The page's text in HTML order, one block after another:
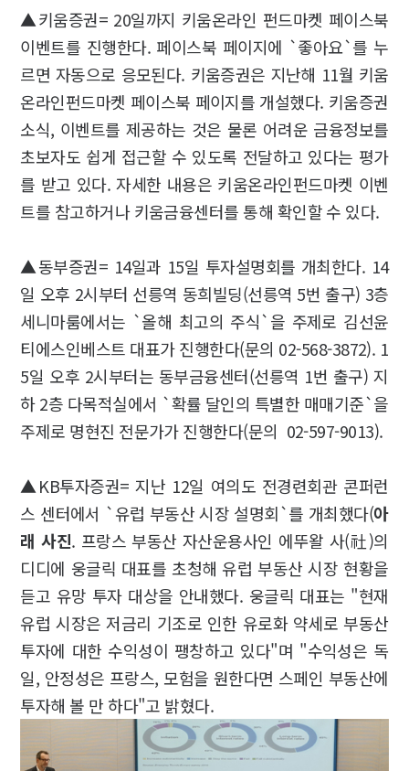
▲키움증권= 20일까지 키움온라인 펀드마켓 페이스북
이벤트를 진행한다. 페이스북 페이지에 `좋아요`를 누
르면 자동으로 응모된다. 키움증권은 지난해 11월 키움
온라인펀드마켓 페이스북 페이지를 개설했다. 키움증권
소식, 이벤트를 제공하는 것은 물론 어려운 금융정보를
초보자도 쉽게 접근할 수 있도록 전달하고 있다는 평가
를 받고 있다. 자세한 내용은 키움온라인펀드마켓 이벤
트를 참고하거나 키움금융센터를 통해 확인할 수 있다.
▲동부증권= 14일과 15일 투자설명회를 개최한다. 14
일 오후 2시부터 선릉역 동희빌딩(선릉역 5번 출구) 3층
세니마룸에서는 `올해 최고의 주식`을 주제로 김선윤
티에스인베스트 대표가 진행한다(문의 02-568-3872). 1
5일 오후 2시부터는 동부금융센터(선릉역 1번 출구) 지
하 2층 다목적실에서 `확률 달인의 특별한 매매기준`을
주제로 명현진 전문가가 진행한다(문의 02-597-9013).
▲KB투자증권= 지난 12일 여의도 전경련회관 콘퍼런
스 센터에서 `유럽 부동산 시장 설명회`를 개최했다(아
래 사진. 프랑스 부동산 자산운용사인 에뚜왈 사(社)의
디디에 웅글릭 대표를 초청해 유럽 부동산 시장 현황을
듣고 유망 투자 대상을 안내했다. 웅글릭 대표는 "현재
유럽 시장은 저금리 기조로 인한 유로화 약세로 부동산
투자에 대한 수익성이 팽창하고 있다"며 "수익성은 독
일, 안정성은 프랑스, 모험을 원한다면 스페인 부동산에
투자해 볼 만 하다"고 밝혔다.